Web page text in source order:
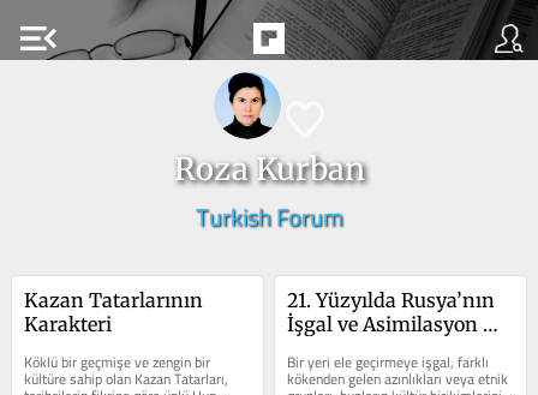
menu_open
Roza Kurban
Turkish Forum
Kazan Tatarlarının
Karakteri
Köklü bir geçmişe ve zengin bir
kültüre sahip olan Kazan Tatarları,
21. Yüzyılda Rusya’nın
İşgal ve Asimilasyon
Bir yeri ele geçirmeye işgal, farklı
kökenden gelen azınlıkları veya etnik